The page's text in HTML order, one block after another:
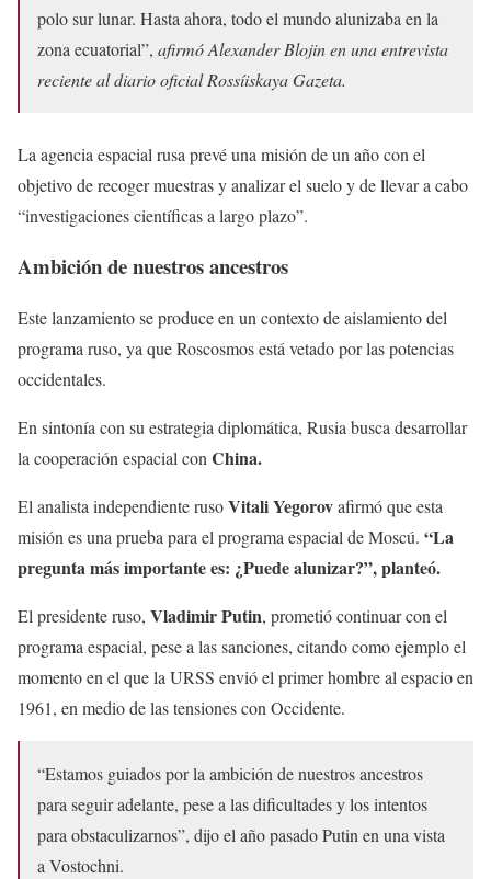
polo sur lunar. Hasta ahora, todo el mundo alunizaba en la
zona ecuatorial”, afirmó Alexander Blojin en una entrevista
reciente al diario oficial Rossíiskaya Gazeta.
La agencia espacial rusa prevé una misión de un año con el
objetivo de recoger muestras y analizar el suelo y de llevar a cabo
“investigaciones científicas a largo plazo”.
Ambición de nuestros ancestros
Este lanzamiento se produce en un contexto de aislamiento del
programa ruso, ya que Roscosmos está vetado por las potencias
occidentales.
En sintonía con su estrategia diplomática, Rusia busca desarrollar
la cooperación espacial con China.
El analista independiente rusoVitali Yegorovafirmó que esta
misión es una prueba para el programa espacial de Moscú. “La
pregunta más importante es: ¿Puede alunizar?”, planteó.
El presidente ruso, Vladimir Putin, prometió continuar con el
programa espacial, pese a las sanciones, citando como ejemplo el
momento en el que la URSS envió el primer hombre al espacio en
1961, en medio de las tensiones con Occidente.
“Estamos guiados por la ambición de nuestros ancestros
para seguir adelante, pese a las dificultades y los intentos
para obstaculizarnos”, dijo el año pasado Putin en una vista
a Vostochni.